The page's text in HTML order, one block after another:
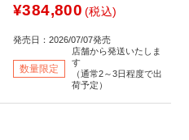
¥384,800 (税込)
発売日：2026/07/07発売
数量限定
店舗から発送いたしま
す
（通常2～3日程度で出
荷予定）